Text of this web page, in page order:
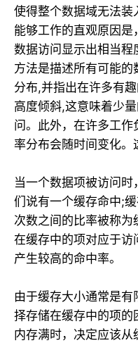
使得整个数据域无法
能够工作的直观原因是
数据访问显示出相当程
方法是描述所有可能
分布,并指出在许多有
高度倾斜,这意味着少
问。此外，在许多工
率分布会随时间变化。
当一个数据项被访问
们说有一个缓存命中;
次数之间的比率被称
在缓存中的项对应于
产生较高的命中率。
由于缓存大小通常是
择存储在缓存中的项的
内存满时，决定应该